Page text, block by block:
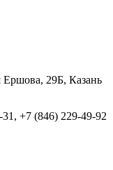
Ершова, 29Б, Казань
+7 (846) 229-49-92